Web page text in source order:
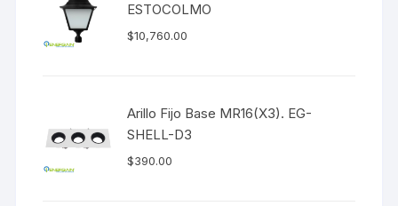
ESTOCOLMO
$10,760.00
Arillo Fijo Base MR16(X3). EG-
SHELL-D3
$390.00